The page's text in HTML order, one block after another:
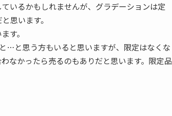
いるかもしれませんが、グラデーションは定
思います。
す。
…と思う方もいると思いますが、限定はなくな
なかったら売るのもありだと思います。限定品